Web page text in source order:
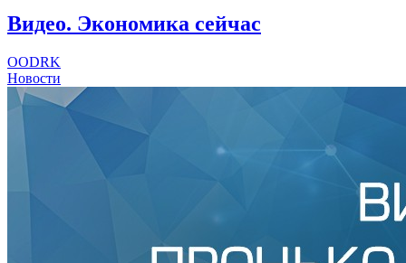
Видео. Экономика сейчас
OODRK
Новости